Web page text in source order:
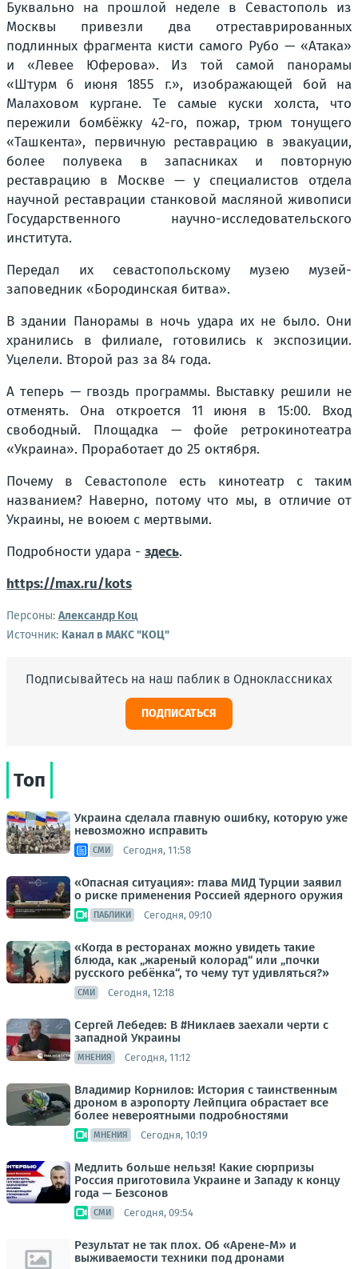
Буквально на прошлой неделе в Севастополь из
Москвы привезли два отреставрированных
подлинных фрагмента кисти самого Рубо — «Атака»
и «Левее Юферова». Из той самой панорамы
«Штурм 6 июня 1855 г.», изображающей бой на
Малаховом кургане. Те самые куски холста, что
пережили бомбёжку 42-го, пожар, трюм тонущего
«Ташкента», первичную реставрацию в эвакуации,
более полувека в запасниках и повторную
реставрацию в Москве — у специалистов отдела
научной реставрации станковой масляной живописи
Государственного научно-исследовательского
института.
Передал их севастопольскому музею музей-
заповедник «Бородинская битва».
В здании Панорамы в ночь удара их не было. Они
хранились в филиале, готовились к экспозиции.
Уцелели. Второй раз за 84 года.
А теперь — гвоздь программы. Выставку решили не
отменять. Она откроется 11 июня в 15:00. Вход
свободный. Площадка — фойе ретрокинотеатра
«Украина». Проработает до 25 октября.
Почему в Севастополе есть кинотеатр с таким
названием? Наверно, потому что мы, в отличие от
Украины, не воюем с мертвыми.
Подробности удара - здесь.
https://max.ru/kots
Персоны: Александр Коц
Источник: Канал в МАКС "КОЦ"
Подписывайтесь на наш паблик в Одноклассниках
ПОДПИСАТЬСЯ
Топ
Украина сделала главную ошибку, которую уже
невозможно исправить
СМИ Сегодня, 11:58
«Опасная ситуация»: глава МИД Турции заявил
о риске применения Россией ядерного оружия
ПАБЛИКИ Сегодня, 09:10
«Когда в ресторанах можно увидеть такие
блюда, как „жареный колорад“ или „почки
русского ребёнка“, то чему тут удивляться?»
СМИ Сегодня, 12:18
Сергей Лебедев: В #Никлаев заехали черти с
западной Украины
МНЕНИЯ Сегодня, 11:12
Владимир Корнилов: История с таинственным
дроном в аэропорту Лейпцига обрастает все
более невероятными подробностями
МНЕНИЯ Сегодня, 10:19
Медлить больше нельзя! Какие сюрпризы
Россия приготовила Украине и Западу к концу
года — Безсонов
СМИ Сегодня, 09:54
Результат не так плох. Об «Арене-М» и
выживаемости техники под дронами